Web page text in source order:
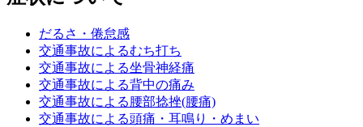
だるさ・倦怠感
交通事故によるむち打ち
交通事故による坐骨神経痛
交通事故による背中の痛み
交通事故による腰部捻挫(腰痛)
交通事故による頭痛・耳鳴り・めまい